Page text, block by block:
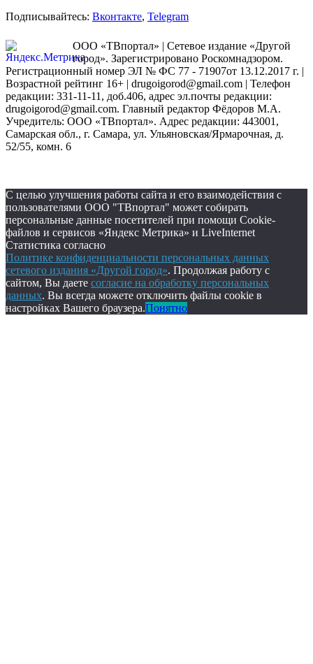
Подписывайтесь: Вконтакте, Telegram
ООО «ТВпортал» | Сетевое издание «Другой
город». Зарегистрировано Роскомнадзором.
Регистрационный номер ЭЛ № ФС 77 - 71907от 13.12.2017 г. |
Возрастной рейтинг 16+ | drugoigorod@gmail.com | Телефон
редакции: 331-11-11, доб.406, адрес эл.почты редакции:
drugoigorod@gmail.com. Главный редактор Фёдоров М.А.
Учредитель: ООО «ТВпортал». Адрес редакции: 443001,
Самарская обл., г. Самара, ул. Ульяновская/Ярмарочная, д.
52/55, комн. 6
С целью улучшения работы сайта и его взаимодействия с
пользователями ООО "ТВпортал" может собирать
персональные данные посетителей при помощи Cookie-
файлов и сервисов «Яндекс Метрика» и LiveInternet
Статистика согласно
Политике конфиденциальности персональных данных
сетевого издания «Другой город». Продолжая работу с
сайтом, Вы даете согласие на обработку персональных
данных. Вы всегда можете отключить файлы cookie в
настройках Вашего браузера.Понятно